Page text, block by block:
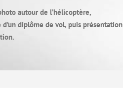
autour de l’hélicoptère,
diplôme de vol, puis présentation